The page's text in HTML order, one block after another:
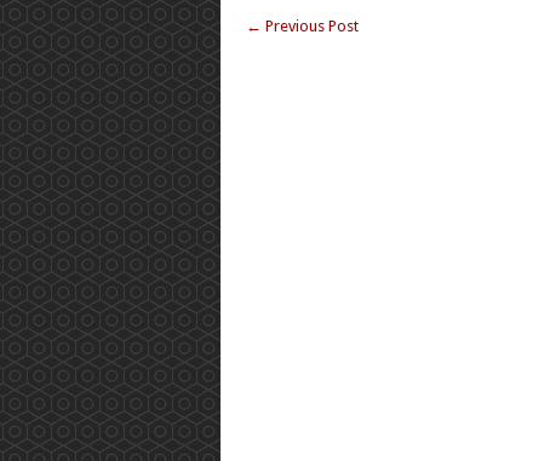
← Previous Post